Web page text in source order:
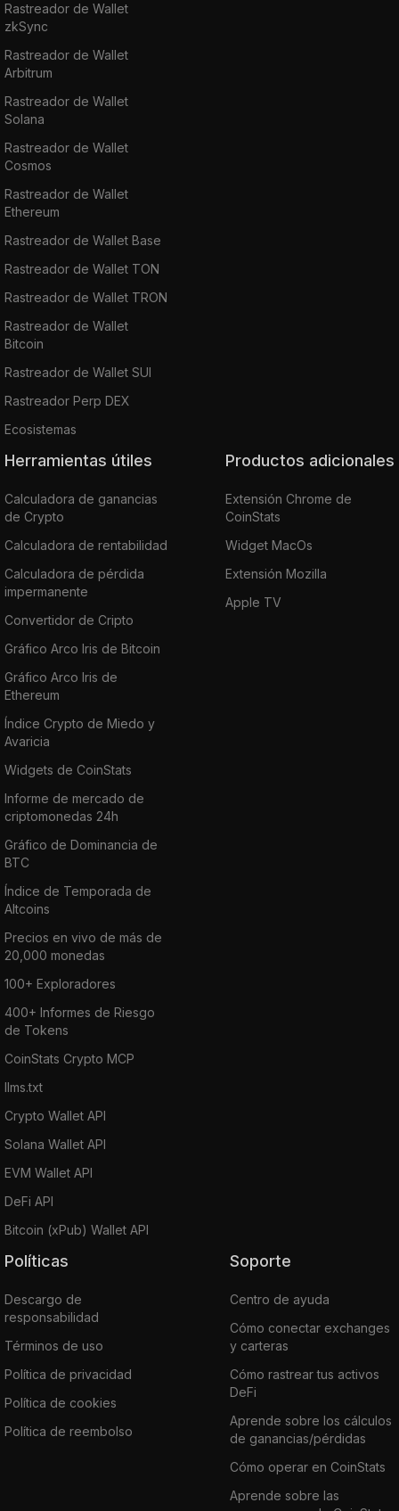
Rastreador de Wallet
zkSync
Rastreador de Wallet
Arbitrum
Rastreador de Wallet
Solana
Rastreador de Wallet
Cosmos
Rastreador de Wallet
Ethereum
Rastreador de Wallet Base
Rastreador de Wallet TON
Rastreador de Wallet TRON
Rastreador de Wallet
Bitcoin
Rastreador de Wallet SUI
Rastreador Perp DEX
Ecosistemas
Herramientas útiles
Calculadora de ganancias
de Crypto
Calculadora de rentabilidad
Calculadora de pérdida
impermanente
Convertidor de Cripto
Gráfico Arco Iris de Bitcoin
Gráfico Arco Iris de
Ethereum
Índice Crypto de Miedo y
Avaricia
Widgets de CoinStats
Informe de mercado de
criptomonedas 24h
Gráfico de Dominancia de
BTC
Índice de Temporada de
Altcoins
Precios en vivo de más de
20,000 monedas
100+ Exploradores
400+ Informes de Riesgo
de Tokens
CoinStats Crypto MCP
llms.txt
Crypto Wallet API
Solana Wallet API
EVM Wallet API
DeFi API
Bitcoin (xPub) Wallet API
Productos adicionales
Extensión Chrome de
CoinStats
Widget MacOs
Extensión Mozilla
Apple TV
Políticas
Descargo de
responsabilidad
Términos de uso
Política de privacidad
Política de cookies
Política de reembolso
Soporte
Centro de ayuda
Cómo conectar exchanges
y carteras
Cómo rastrear tus activos
DeFi
Aprende sobre los cálculos
de ganancias/pérdidas
Cómo operar en CoinStats
Aprende sobre las